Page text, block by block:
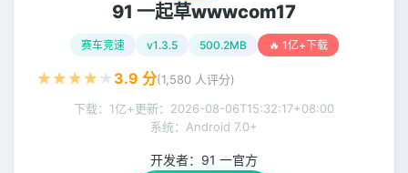
91 一起草wwwcom17
赛车竞速 v1.3.5 500.2MB 🔥 1亿+下载
★ ★ ★ ★ ★ 3.9 分(1,580 人评分)
下载：1亿+更新： 2026-08-06T15:32:17+08:00
系统：Android 7.0+
开发者： 91 一官方